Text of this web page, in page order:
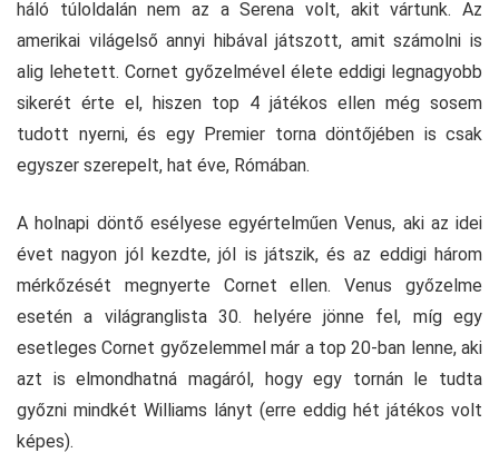
háló túloldalán nem az a Serena volt, akit vártunk. Az
amerikai világelső annyi hibával játszott, amit számolni is
alig lehetett. Cornet győzelmével élete eddigi legnagyobb
sikerét érte el, hiszen top 4 játékos ellen még sosem
tudott nyerni, és egy Premier torna döntőjében is csak
egyszer szerepelt, hat éve, Rómában.
A holnapi döntő esélyese egyértelműen Venus, aki az idei
évet nagyon jól kezdte, jól is játszik, és az eddigi három
mérkőzését megnyerte Cornet ellen. Venus győzelme
esetén a világranglista 30. helyére jönne fel, míg egy
esetleges Cornet győzelemmel már a top 20-ban lenne, aki
azt is elmondhatná magáról, hogy egy tornán le tudta
győzni mindkét Williams lányt (erre eddig hét játékos volt
képes).